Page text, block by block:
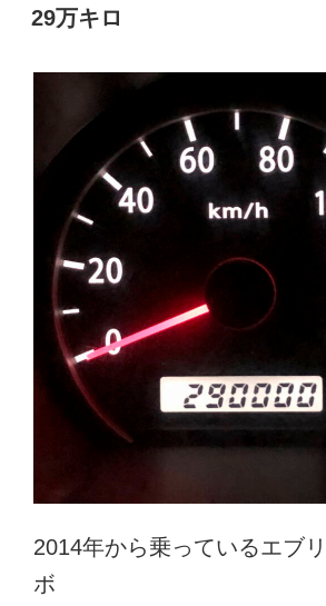
稿
日:
29万キロ
2014年から乗っているエブ
ボ